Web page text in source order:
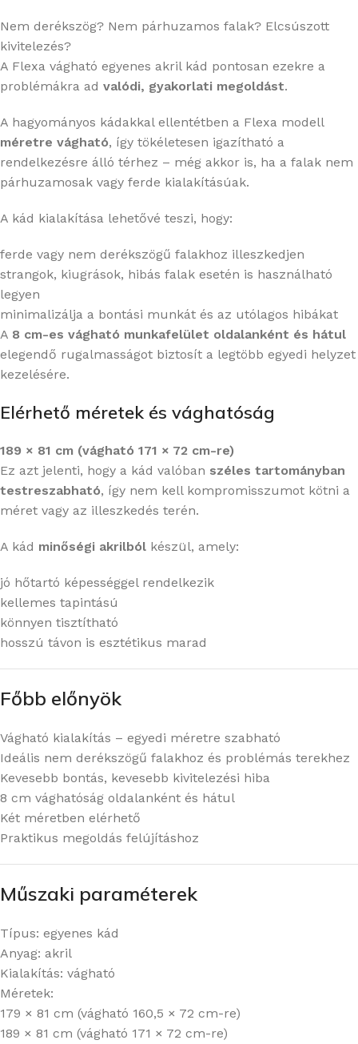
Nem derékszög? Nem párhuzamos falak? Elcsúszott
kivitelezés?
A Flexa vágható egyenes akril kád pontosan ezekre a
problémákra ad valódi, gyakorlati megoldást.
A hagyományos kádakkal ellentétben a Flexa modell
méretre vágható, így tökéletesen igazítható a
rendelkezésre álló térhez – még akkor is, ha a falak nem
párhuzamosak vagy ferde kialakításúak.
A kád kialakítása lehetővé teszi, hogy:
ferde vagy nem derékszögű falakhoz illeszkedjen
strangok, kiugrások, hibás falak esetén is használható
legyen
minimalizálja a bontási munkát és az utólagos hibákat
A 8 cm-es vágható munkafelület oldalanként és hátul
elegendő rugalmasságot biztosít a legtöbb egyedi helyzet
kezelésére.
Elérhető méretek és vághatóság
189 × 81 cm (vágható 171 × 72 cm-re)
Ez azt jelenti, hogy a kád valóban széles tartományban
testreszabható, így nem kell kompromisszumot kötni a
méret vagy az illeszkedés terén.
A kád minőségi akrilból készül, amely:
jó hőtartó képességgel rendelkezik
kellemes tapintású
könnyen tisztítható
hosszú távon is esztétikus marad
Főbb előnyök
Vágható kialakítás – egyedi méretre szabható
Ideális nem derékszögű falakhoz és problémás terekhez
Kevesebb bontás, kevesebb kivitelezési hiba
8 cm vághatóság oldalanként és hátul
Két méretben elérhető
Praktikus megoldás felújításhoz
Műszaki paraméterek
Típus: egyenes kád
Anyag: akril
Kialakítás: vágható
Méretek:
179 × 81 cm (vágható 160,5 × 72 cm-re)
189 × 81 cm (vágható 171 × 72 cm-re)